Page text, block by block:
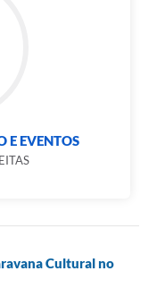
E EVENTOS
Cultural no